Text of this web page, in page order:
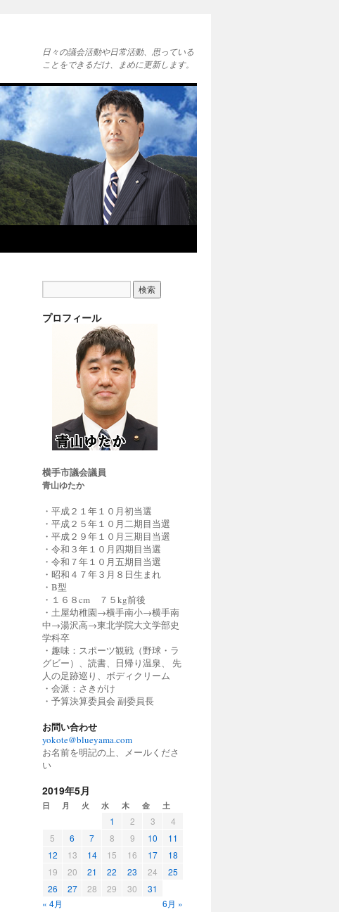
日々の議会活動や日常活動、思っている
ことをできるだけ、まめに更新します。
プロフィール
横手市議会議員
青山ゆたか
・平成２１年１０月初当選
・平成２５年１０月二期目当選
・平成２９年１０月三期目当選
・令和３年１０月四期目当選
・令和７年１０月五期目当選
・昭和４７年３月８日生まれ
・B型
・１６８cm ７５kg前後
・土屋幼稚園→横手南小→横手南
中→湯沢高→東北学院大文学部史
学科卒
・趣味：スポーツ観戦（野球・ラ
グビー）、読書、日帰り温泉、 先
人の足跡巡り、ボディクリーム
・会派：さきがけ
・予算決算委員会 副委員長
お問い合わせ
yokote@blueyama.com
お名前を明記の上、メールくださ
い
2019年5月
日 月 火 水 木 金 土
« 4月 6月 »
1 2 3
4
5
6 7 8 9 10
11
12
13 14 15 16 17
18
19
20 21 22 23 24
25
26
27 28 29 30 31